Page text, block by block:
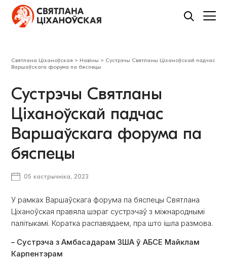
Святлана Ціханоўская > Навіны > Сустрэчы Святланы Ціханоўскай падчас
Варшаўскага форума па бяспецы
Сустрэчы Святланы
Ціханоўскай падчас
Варшаўскага форума па
бяспецы
05 кастрычніка, 2023
У рамках Варшаўскага форума па бяспецы Святлана
Ціханоўская правяла шэраг сустрэчаў з міжнароднымі
палітыкамі. Коратка распавядаем, пра што ішла размова.
– Сустрэча з Амбасадарам ЗША ў АБСЕ Майклам
Карпентэрам